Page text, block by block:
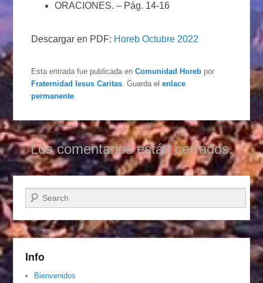
ORACIONES. – Pág. 14-16
Descargar en PDF: Horeb Octubre 2022
Esta entrada fue publicada enComunidad Horeb por
Fraternidad Iesus Caritas. Guarda elenlace
permanente.
Los comentarios están cerrados.
Buscar
Info
Bienvenidos